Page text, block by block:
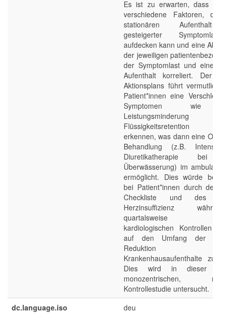
Es ist zu erwarten, dass die
verschiedene Faktoren, die
stationären Aufenthalt
gesteigerter
aufdecken kann und eine
der jeweiligen
der Symptomlast und einem
Aufenthalt korreliert. Der
Aktionsplans führt vermutlich
Patient*innen eine
Symptomen wie
Flüssigkeitsretention
erkennen, was dann eine
Behandlung (z.B.
Diuretikatherapie bei
Überwässerung) im
ermöglicht. Dies würde
bei Patient*innen durch den
Checkliste und des
Herzinsuffizienz
quartalsweise
kardiologischen Kontrollen
auf den Umfang der
Reduktion
Krankenhausaufenthalte zur
Dies wird in dieser
monozentrischen,
Kontrollestudie untersucht.
dc.language.iso
deu